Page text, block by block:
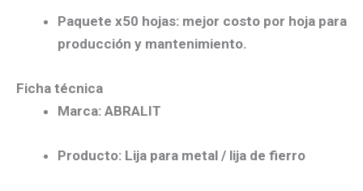
Paquete x50 hojas: mejor costo por hoja para
producción y mantenimiento.
Ficha técnica
Marca: ABRALIT
Producto: Lija para metal / lija de fierro